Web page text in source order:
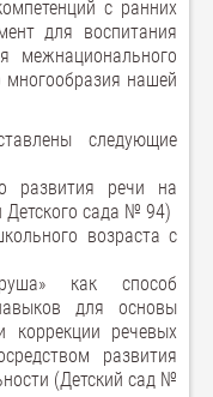
с ранних
для воспитания
межнационального
многообразия нашей
следующие
развития речи на
Детского сада № 94)
возраста с
как способ
для основы
коррекции речевых
развития
(Детский сад №